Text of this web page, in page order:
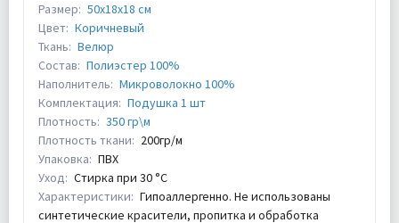
Размер: 50х18х18 см
Цвет: Коричневый
Ткань: Велюр
Состав: Полиэстер 100%
Наполнитель: Микроволокно 100%
Комплектация: Подушка 1 шт
Плотность: 350 гр\м
Плотность ткани: 200гр/м
Упаковка: ПВХ
Уход: Стирка при 30 °С
Характеристики: Гипоаллергенно. Не использованы
синтетические красители, пропитка и обработка